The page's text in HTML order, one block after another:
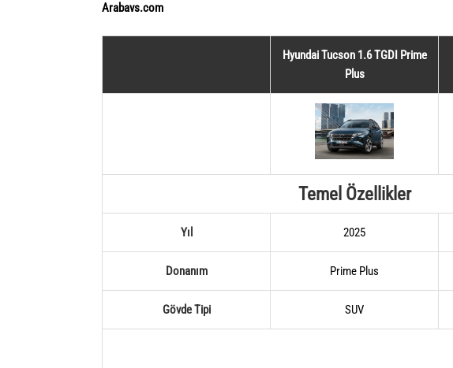
Arabavs.com
Hyundai Tucson 1.6 TGDI Prime
Plus
Temel Özellikler
Yıl 2025
Donanım Prime Plus
Gövde Tipi SUV